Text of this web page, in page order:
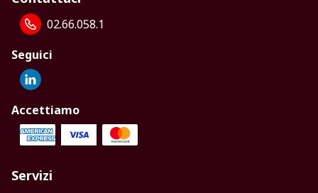
02.66.058.1
Seguici
Accettiamo
Servizi